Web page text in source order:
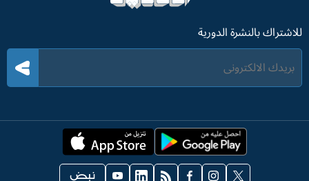
للاشتراك بالنشرة الدورية